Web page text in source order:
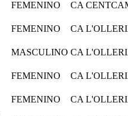
FEMENINO CA
FEMENINO CA
MASCULINO CA
FEMENINO CA
FEMENINO CA